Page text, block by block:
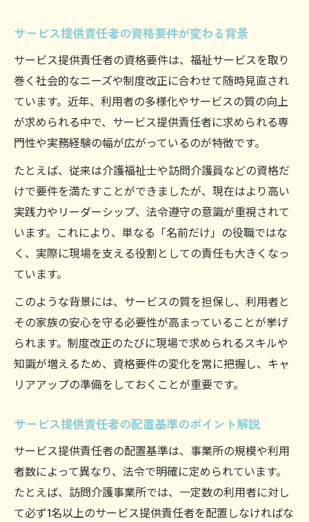
サービス提供責任者の資格要件が変わる背景
サービス提供責任者の資格要件は、福祉サービスを取り
巻く社会的なニーズや制度改正に合わせて随時見直され
ています。近年、利用者の多様化やサービスの質の向上
が求められる中で、サービス提供責任者に求められる専
門性や実務経験の幅が広がっているのが特徴です。
たとえば、従来は介護福祉士や訪問介護員などの資格だ
けで要件を満たすことができましたが、現在はより高い
実践力やリーダーシップ、法令遵守の意識が重視されて
います。これにより、単なる「名前だけ」の役職ではな
く、実際に現場を支える役割としての責任も大きくなっ
ています。
このような背景には、サービスの質を担保し、利用者と
その家族の安心を守る必要性が高まっていることが挙げ
られます。制度改正のたびに現場で求められるスキルや
知識が増えるため、資格要件の変化を常に把握し、キャ
リアアップの準備をしておくことが重要です。
サービス提供責任者の配置基準のポイント解説
サービス提供責任者の配置基準は、事業所の規模や利用
者数によって異なり、法令で明確に定められています。
たとえば、訪問介護事業所では、一定数の利用者に対し
て必ず1名以上のサービス提供責任者を配置しなければな